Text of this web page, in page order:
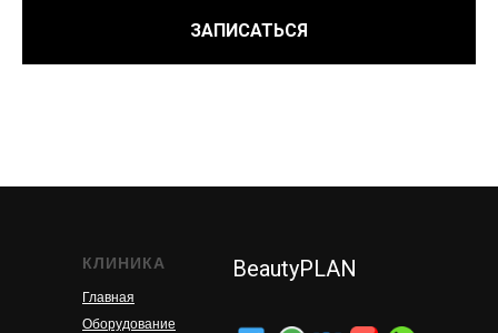
ЗАПИСАТЬСЯ
КЛИНИКА
Главная
Оборудование
BeautyPLAN